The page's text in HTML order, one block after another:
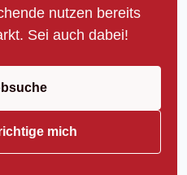
nutzen bereits
Sei auch dabei!
mich